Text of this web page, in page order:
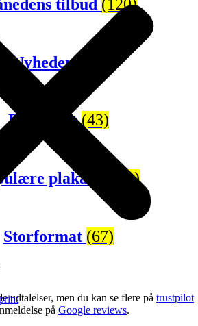
tilbud (120)
Nyheder
Plakatsæt(43)
plakater (81)
Storformat (67)
udtalelser, men du kan se flere på trustpilot
på Google reviews.